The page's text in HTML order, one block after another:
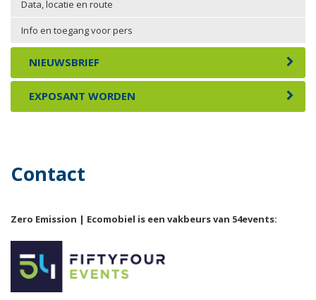
Data, locatie en route
Info en toegang voor pers
NIEUWSBRIEF
EXPOSANT WORDEN
Contact
Zero Emission | Ecomobiel is een vakbeurs van 54events: